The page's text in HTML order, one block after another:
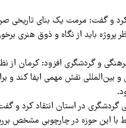
و گفت: مرمت یک بنای تاریخی
باید از نگاه و ذوق هنری
و گردشگری افزود: کرمان از
بین‌المللی نقش مهمی ایفا کند و
در استان انتقاد کرد و
با این حوزه در چارچوبی مشخص